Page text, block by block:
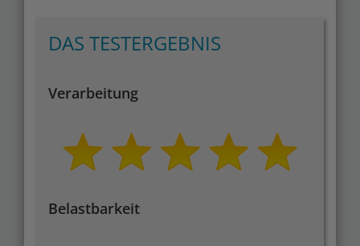
DAS TESTERGEBNIS
Verarbeitung
Belastbarkeit